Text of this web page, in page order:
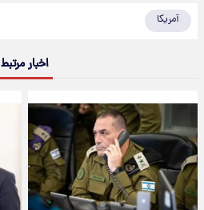
آمریکا
اخبار مرتبط